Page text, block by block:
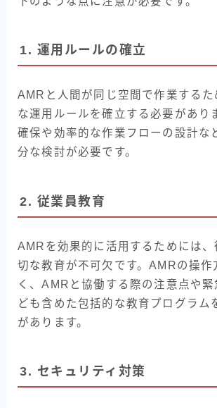
1. 運用ルールの確立
AMRと人間が同じ空間で作業するた
な運用ルールを確立する必要があり
確保や効率的な作業フローの設計な
分な検討が必要です。
2. 従業員教育
AMRを効果的に活用するためには、
切な教育が不可欠です。AMRの操作
く、AMRと協働する際の注意点や緊
ども含めた包括的な教育プログラム
があります。
3. セキュリティ対策